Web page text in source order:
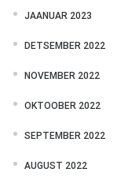
JAANUAR 2023
DETSEMBER 2022
NOVEMBER 2022
OKTOOBER 2022
SEPTEMBER 2022
AUGUST 2022